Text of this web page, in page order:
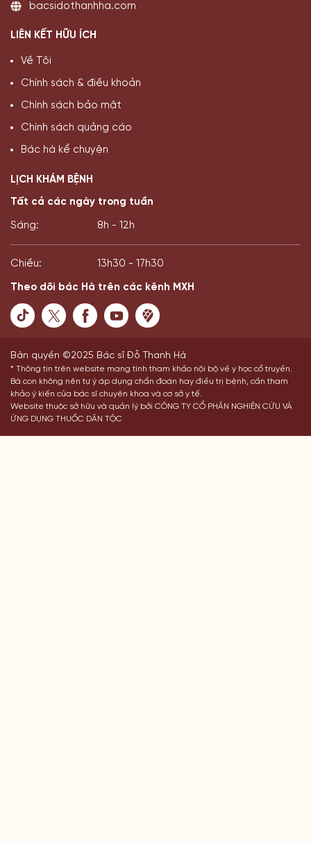
bacsidothanhha.com
LIÊN KẾT HỮU ÍCH
Về Tôi
Chính sách & điều khoản
Chính sách bảo mật
Chính sách quảng cáo
Bác hà kể chuyện
LỊCH KHÁM BỆNH
Tất cả các ngày trong tuần
Sáng: 8h - 12h
Chiều: 13h30 - 17h30
Theo dõi bác Hà trên các kênh MXH
Bản quyền ©2025 Bác sĩ Đỗ Thanh Hà
* Thông tin trên website mang tính tham khảo nội bộ về y học cổ truyền.
Bà con không nên tự ý áp dụng chẩn đoán hay điều trị bệnh, cần tham
khảo ý kiến của bác sĩ chuyên khoa và cơ sở y tế.
Website thuộc sở hữu và quản lý bởi CÔNG TY CỔ PHẦN NGHIÊN CỨU VÀ
ỨNG DỤNG THUỐC DÂN TỘC